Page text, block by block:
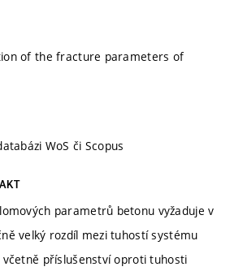
of the fracture parameters of
WoS či Scopus
parametrů betonu vyžaduje v
velký rozdíl mezi tuhostí systému
včetně příslušenství oproti tuhosti